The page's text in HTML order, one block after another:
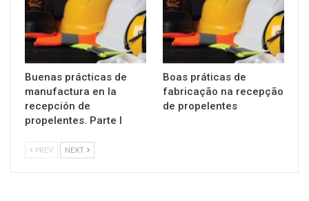
Buenas prácticas de
manufactura en la
recepción de
propelentes. Parte I
Boas práticas de
fabricação na recepção
de propelentes
PREV NEXT